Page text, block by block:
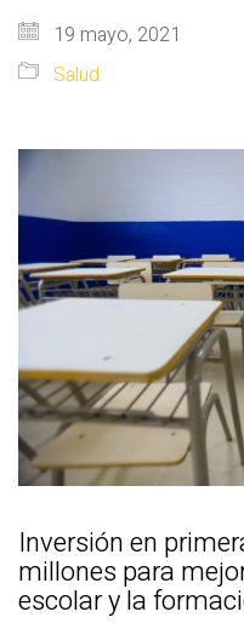
19 mayo, 2021
Salud
Inversión en
millones para
escolar y la